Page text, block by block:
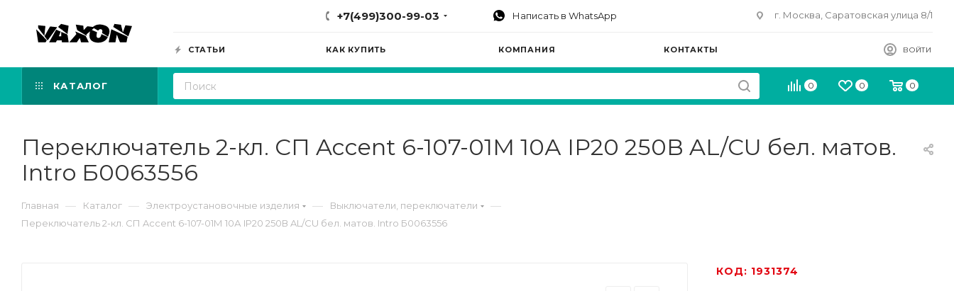
+7(499)300-99-03 Написать в WhatsApp г. Москва, Саратовская улица 8/1
ВОЙТИ
СТАТЬИ КАК КУПИТЬ КОМПАНИЯ КОНТАКТЫ
0 0 0
КАТАЛОГ
Переключатель 2-кл. СП Accent 6-107-01М 10А IP20 250В AL/CU бел. матов.
Intro Б0063556
Главная — Каталог — Электроустановочные изделия — Выключатели, переключатели —
Переключатель 2-кл. СП Accent 6-107-01М 10А IP20 250В AL/CU бел. матов. Intro Б0063556
КОД: 1931374